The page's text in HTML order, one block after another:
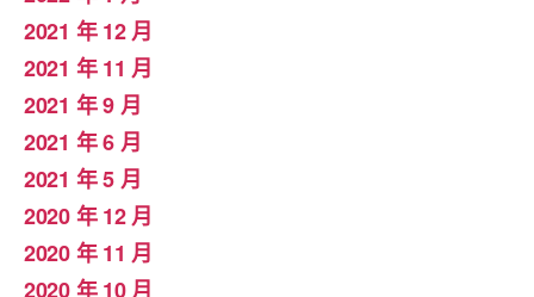
2021 年 12 月
2021 年 11 月
2021 年 9 月
2021 年 6 月
2021 年 5 月
2020 年 12 月
2020 年 11 月
2020 年 10 月